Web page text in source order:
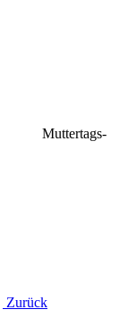
Muttertags-
Zurück